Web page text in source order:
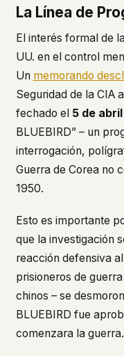
La Línea de
El interés formal de
UU. en el control
Un memorando
Seguridad de la CIA
fechado el 5 de
BLUEBIRD” – un
interrogación,
Guerra de Corea no
1950.
Esto es importante
que la investigación
reacción defensiva
prisioneros de
chinos – se
BLUEBIRD fue
comenzara la guerra.